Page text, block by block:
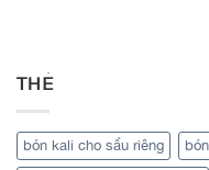
THẺ
bón kali cho sầu riêng